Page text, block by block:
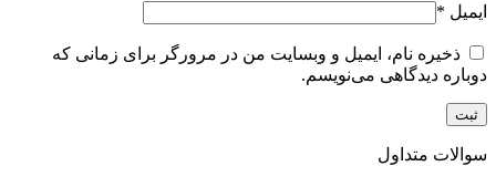
ایمیل *
ذخیره نام، ایمیل و وبسایت من در مرورگر برای زمانی که
دوباره دیدگاهی می‌نویسم.
سوالات متداول